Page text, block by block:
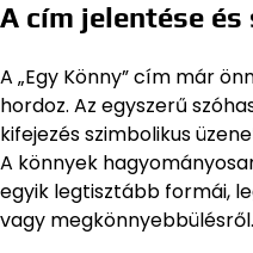
A cím jelentése
A „Egy Könny” cím már
hordoz. Az egyszerű
kifejezés szimbolikus
A könnyek
egyik legtisztább formái,
vagy megkönnyebbülésről.